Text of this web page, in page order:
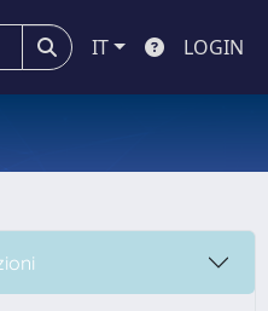
IT LOGIN